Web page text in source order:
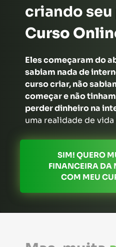
criando
Curso
Eles começaram do
sabiam nada de
curso criar, não
começar e não
perder dinheiro na
uma realidade de
SIM! QUERO
FINANCEIRA DA
COM MEU